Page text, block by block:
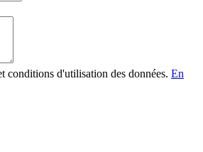
conditions d'utilisation des données. En